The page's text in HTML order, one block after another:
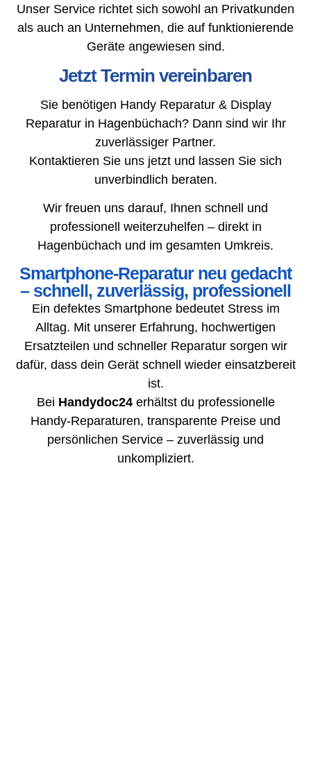
Unser Service richtet sich sowohl an Privatkunden
als auch an Unternehmen, die auf funktionierende
Geräte angewiesen sind.
Jetzt Termin vereinbaren
Sie benötigen Handy Reparatur & Display
Reparatur in Hagenbüchach? Dann sind wir Ihr
zuverlässiger Partner.
Kontaktieren Sie uns jetzt und lassen Sie sich
unverbindlich beraten.
Wir freuen uns darauf, Ihnen schnell und
professionell weiterzuhelfen – direkt in
Hagenbüchach und im gesamten Umkreis.
Smartphone-Reparatur neu gedacht
– schnell, zuverlässig, professionell
Ein defektes Smartphone bedeutet Stress im
Alltag. Mit unserer Erfahrung, hochwertigen
Ersatzteilen und schneller Reparatur sorgen wir
dafür, dass dein Gerät schnell wieder einsatzbereit
ist.
Bei Handydoc24erhältst du professionelle
Handy-Reparaturen, transparente Preise und
persönlichen Service – zuverlässig und
unkompliziert.